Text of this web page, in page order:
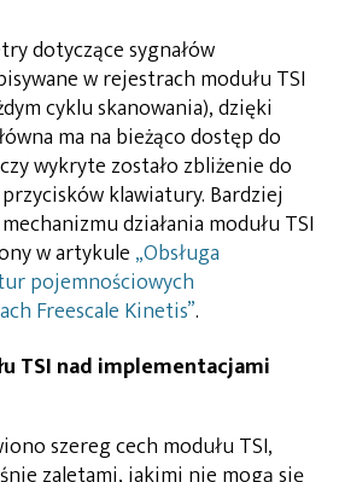
dotyczące sygnałów
w rejestrach modułu TSI
cyklu skanowania), dzięki
ma na bieżąco dostęp do
wykryte zostało zbliżenie do
klawiatury. Bardziej
działania modułu TSI
w artykule „Obsługa
pojemnościowych
Freescale Kinetis”.
TSI nad implementacjami
szereg cech modułu TSI,